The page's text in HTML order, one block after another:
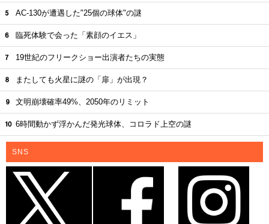
AC-130が遭遇した"25個の球体"の謎
臨死体験で会った「素顔のイエス」
19世紀のフリークショー出演者たちの実態
またしても火星に謎の「扉」が出現？
文明崩壊確率49%、2050年のリミット
6時間動かず浮かんだ発光球体、コロラド上空の謎
SNS